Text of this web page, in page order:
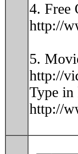
4. Free
http://
5.
http://
Type in
http://